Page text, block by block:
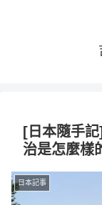
[日本隨手
治是怎麼樣
日本記事